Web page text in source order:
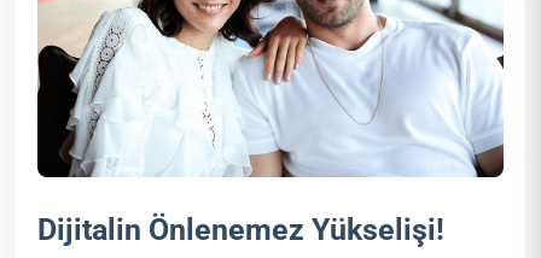
Dijitalin Önlenemez Yükselişi!